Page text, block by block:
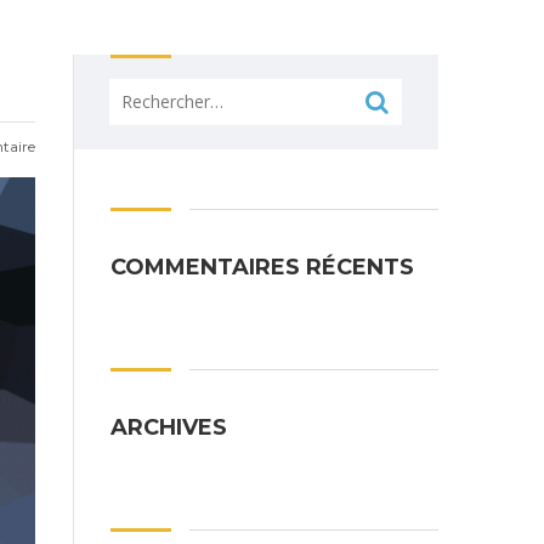
Rechercher :
COMMENTAIRES RÉCENTS
ARCHIVES